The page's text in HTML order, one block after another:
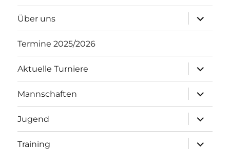
Über uns
öffnen
Termine 2025/2026
Aktuelle Turniere
öffnen
Mannschaften
öffnen
Jugend
öffnen
Training